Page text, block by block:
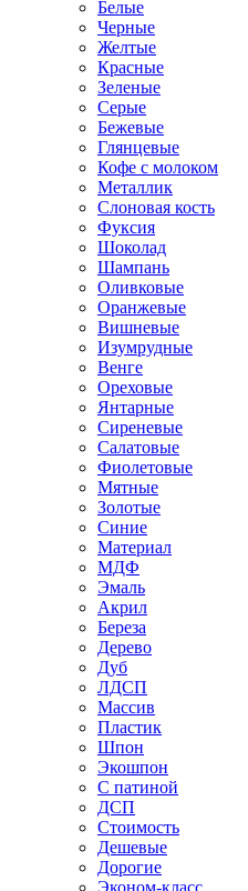
Белые
Черные
Желтые
Красные
Зеленые
Серые
Бежевые
Глянцевые
Кофе с молоком
Металлик
Слоновая кость
Фуксия
Шоколад
Шампань
Оливковые
Оранжевые
Вишневые
Изумрудные
Венге
Ореховые
Янтарные
Сиреневые
Салатовые
Фиолетовые
Мятные
Золотые
Синие
Материал
МДФ
Эмаль
Акрил
Береза
Дерево
Дуб
ЛДСП
Массив
Пластик
Шпон
Экошпон
С патиной
ДСП
Стоимость
Дешевые
Дорогие
Эконом-класс